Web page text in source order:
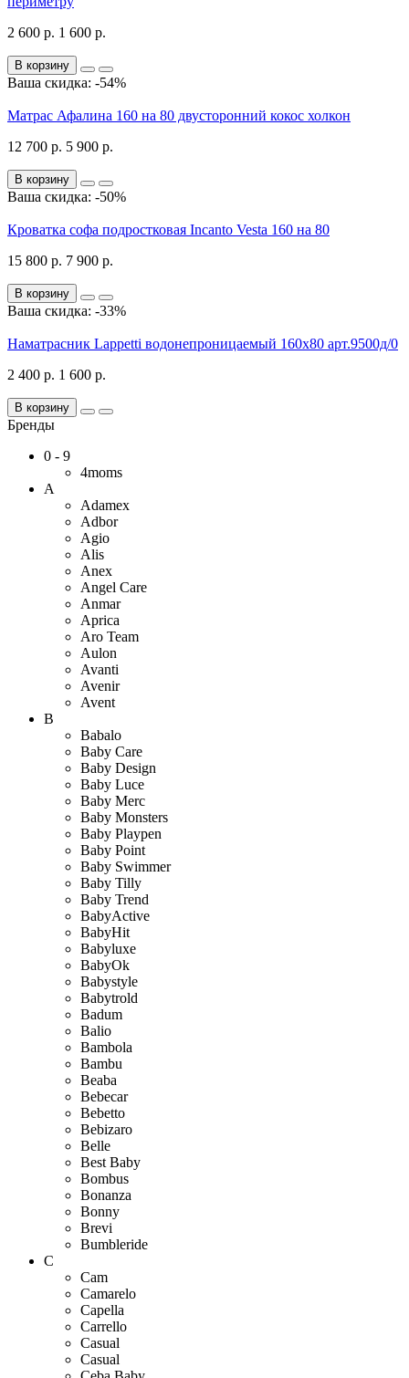
2 600 р. 1 600 р.
В корзину
Ваша скидка: -54%
Матрас Афалина 160 на 80 двусторонний кокос холкон
12 700 р. 5 900 р.
В корзину
Ваша скидка: -50%
Кроватка софа подростковая Incanto Vesta 160 на 80
15 800 р. 7 900 р.
В корзину
Ваша скидка: -33%
Наматрасник Lappetti водонепроницаемый 160х80 арт.9500д/0
2 400 р. 1 600 р.
В корзину
Бренды
0 - 9
4moms
A
Adamex
Adbor
Agio
Alis
Anex
Angel Care
Anmar
Aprica
Aro Team
Aulon
Avanti
Avenir
Avent
B
Babalo
Baby Care
Baby Design
Baby Luce
Baby Merс
Baby Monsters
Baby Playpen
Baby Point
Baby Swimmer
Baby Tilly
Baby Trend
BabyActive
BabyHit
Babyluxe
BabyOk
Babystyle
Babytrold
Badum
Balio
Bambola
Bambu
Beaba
Bebecar
Bebetto
Bebizaro
Belle
Best Baby
Bombus
Bonanza
Bonny
Brevi
Bumbleride
C
Cam
Camarelo
Capella
Carrello
Casual
Casual